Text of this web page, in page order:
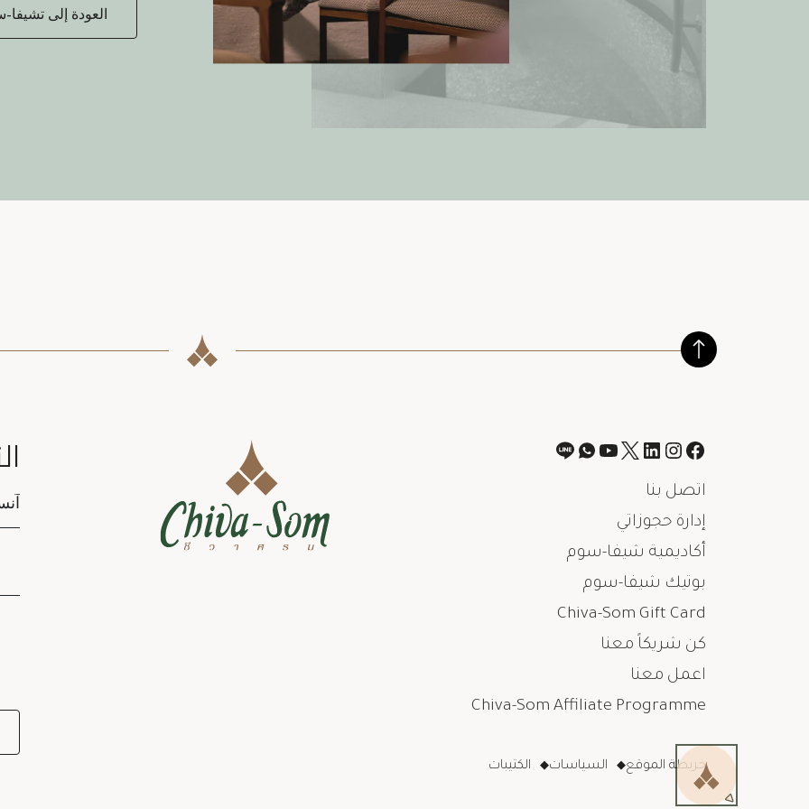
العودة إلى
اتصل بنا
إدارة حجوزاتي
أكاديمية شيفا-سوم
بوتيك شيفا-سوم
Chiva-Som Gift Card
كن شريكاً معنا
اعمل معنا
Chiva-Som Affiliate Programme
خريطة الموقع السياسات الكتيبات